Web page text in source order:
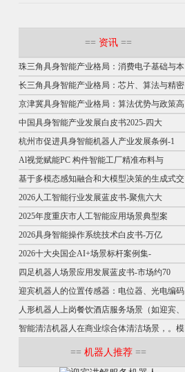
== 资讯==
珠三角具身智能产业格局：消费电子基础与本
长三角具身智能产业格局：芯片、算法与精密
京津冀具身智能产业格局：算法优势与政策高
中国具身智能产业发展白皮书2025-四大
杭州市促进具身智能机器人产业发展条例-1
Al视觉赋能PC 构件智能工厂精准布料与
基于多模态感知融合和大模型决策的生成式交
2026人工智能行业发展蓝皮书-聚焦六大
2025年度重庆市人工智能应用场景典型案
2026具身智能操作系统技术白皮书-万亿
2026十大央国企AI+场景标杆案例集-
四足机器人场景应用发展蓝皮书-市场约70
迎宾机器人的位置传感器：电位器、光电编码
人形机器人上岗餐饮酒店服务场景（如迎宾、
智能清洁机器人在商业综合体清洁场景，。模
== 机器人推荐==